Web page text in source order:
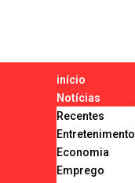
início
Notícias
Recentes
Entretenimento
Economia
Emprego